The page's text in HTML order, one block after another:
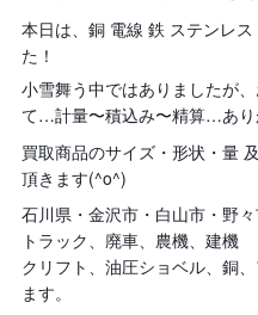
本日は、銅 電線 鉄 ステンレ
た！
小雪舞う中ではありましたが
て…計量〜積込み〜精算…あり
買取商品のサイズ・形状・量
頂きます(^o^)
石川県・金沢市・白山市・野
トラック、廃車、農機、建機
クリフト、油圧ショベル、銅
ます。